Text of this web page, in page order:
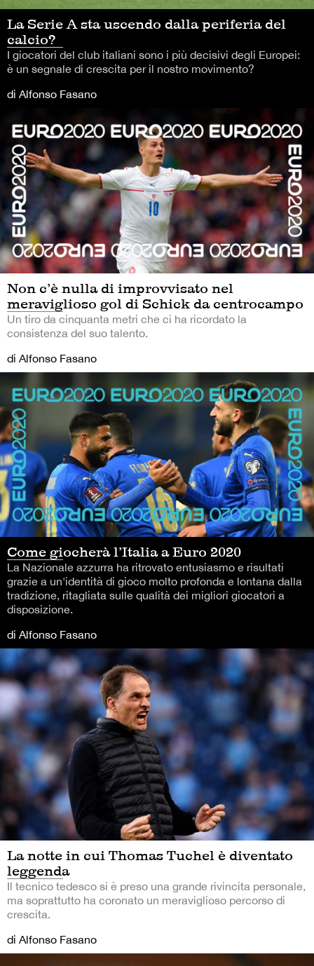
La Serie A sta uscendo dalla periferia del
calcio?
I giocatori del club italiani sono i più decisivi degli Europei:
è un segnale di crescita per il nostro movimento?
di Alfonso Fasano
Non c’è nulla di improvvisato nel
meraviglioso gol di Schick da centrocampo
Un tiro da cinquanta metri che ci ha ricordato la
consistenza del suo talento.
di Alfonso Fasano
Come giocherà l’Italia a Euro 2020
La Nazionale azzurra ha ritrovato entusiasmo e risultati
grazie a un'identità di gioco molto profonda e lontana dalla
tradizione, ritagliata sulle qualità dei migliori giocatori a
disposizione.
di Alfonso Fasano
La notte in cui Thomas Tuchel è diventato
leggenda
Il tecnico tedesco si è preso una grande rivincita personale,
ma soprattutto ha coronato un meraviglioso percorso di
crescita.
di Alfonso Fasano